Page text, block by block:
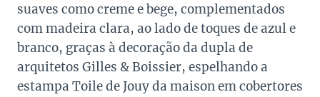
suaves como creme e bege, complementados
com madeira clara, ao lado de toques de azul e
branco, graças à decoração da dupla de
arquitetos Gilles & Boissier, espelhando a
estampa Toile de Jouy da maison em cobertores